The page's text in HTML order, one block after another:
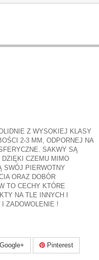
Z WYSOKIEJ KLASY
2-3 MM, ODPORNEJ NA
SAKWY SĄ
DZIĘKI CZEMU MIMO
SWÓJ PIERWOTNY
ORAZ DOBÓR
TO CECHY KTÓRE
NA TLE INNYCH I
ZADOWOLENIE !
Google+ Pinterest